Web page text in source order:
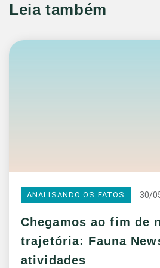
Leia também
ANALISANDO OS FATOS 30/
Chegamos ao fim de
trajetória: Fauna
atividades